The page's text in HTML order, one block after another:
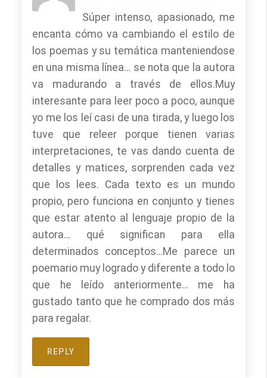
Súper intenso, apasionado, me
encanta cómo va cambiando el estilo de
los poemas y su temática manteniendose
en una misma línea… se nota que la autora
va madurando a través de ellos.Muy
interesante para leer poco a poco, aunque
yo me los leí casi de una tirada, y luego los
tuve que releer porque tienen varias
interpretaciones, te vas dando cuenta de
detalles y matices, sorprenden cada vez
que los lees. Cada texto es un mundo
propio, pero funciona en conjunto y tienes
que estar atento al lenguaje propio de la
autora… qué significan para ella
determinados conceptos…Me parece un
poemario muy logrado y diferente a todo lo
que he leído anteriormente… me ha
gustado tanto que he comprado dos más
para regalar.
REPLY